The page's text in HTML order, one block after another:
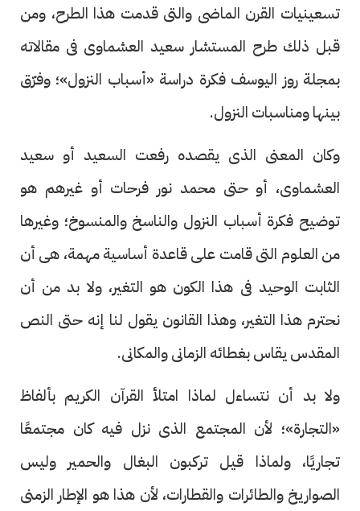
تسعينيات القرن الماضى والتى قدمت هذا الطرح، ومن
قبل ذلك طرح المستشار سعيد العشماوى فى مقالاته
بمجلة روز اليوسف فكرة دراسة «أسباب النزول»؛ وفرّق
بينها ومناسبات النزول.
وكان المعنى الذى يقصده رفعت السعيد أو سعيد
العشماوى، أو حتى محمد نور فرحات أو غيرهم هو
توضيح فكرة أسباب النزول والناسخ والمنسوخ؛ وغيرها
من العلوم التى قامت على قاعدة أساسية مهمة، هى أن
الثابت الوحيد فى هذا الكون هو التغير، ولا بد من أن
نحترم هذا التغير، وهذا القانون يقول لنا إنه حتى النص
المقدس يقاس بغطائه الزمانى والمكانى.
ولا بد أن نتساءل لماذا امتلأ القرآن الكريم بألفاظ
«التجارة»؛ لأن المجتمع الذى نزل فيه كان مجتمعًا
تجاريًا، ولماذا قيل تركبون البغال والحمير وليس
الصواريخ والطائرات والقطارات، لأن هذا هو الإطار الزمنى